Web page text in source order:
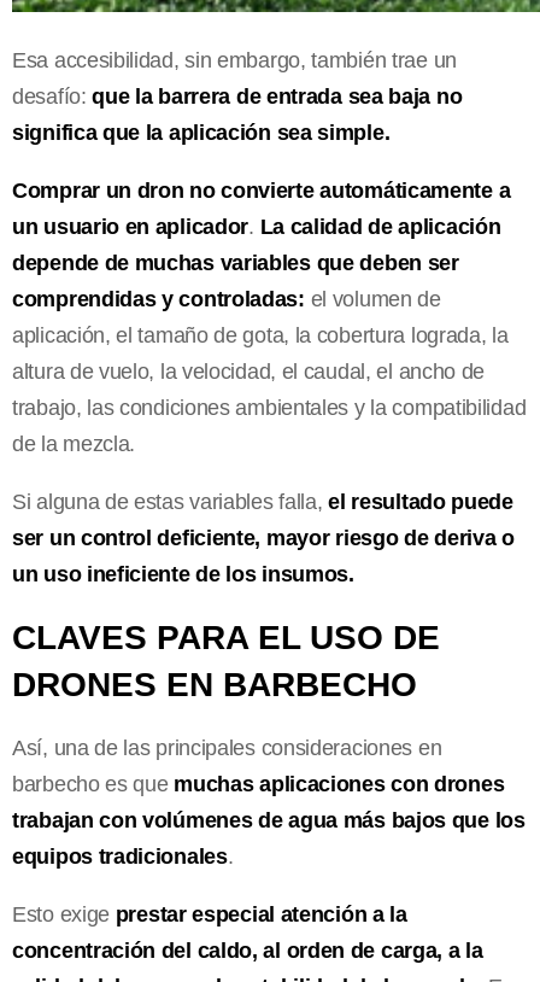
Esa accesibilidad, sin embargo, también trae un
desafío: que la barrera de entrada sea baja no
significa que la aplicación sea simple.
Comprar un dron no convierte automáticamente a
un usuario en aplicador. La calidad de aplicación
depende de muchas variables que deben ser
comprendidas y controladas: el volumen de
aplicación, el tamaño de gota, la cobertura lograda, la
altura de vuelo, la velocidad, el caudal, el ancho de
trabajo, las condiciones ambientales y la compatibilidad
de la mezcla.
Si alguna de estas variables falla,el resultado puede
ser un control deficiente, mayor riesgo de deriva o
un uso ineficiente de los insumos.
CLAVES PARA EL USO DE
DRONES EN BARBECHO
Así, una de las principales consideraciones en
barbecho es que muchas aplicaciones con drones
trabajan con volúmenes de agua más bajos que los
equipos tradicionales.
Esto exige prestar especial atención a la
concentración del caldo, al orden de carga, a la